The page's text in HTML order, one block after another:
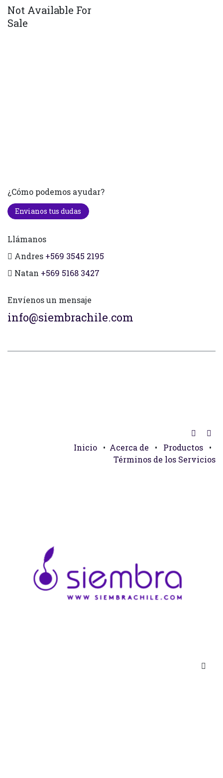
Not Available For
Sale
¿Cómo podemos ayudar?
Envianos tus dudas
Llámanos
Andres +569 3545 2195
Natan +569 5168 3427
Envíenos un mensaje
info@siembrachile.com
Inicio • Acerca de • Productos
•
Términos de los Servicios